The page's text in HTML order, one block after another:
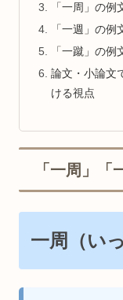
「一周」の例
「一週」の例
「一蹴」の例
論文・小論文
ける視点
「一周」
一周（い